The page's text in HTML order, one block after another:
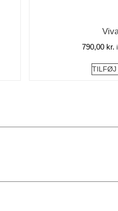
790,00 kr.
TILFØJ